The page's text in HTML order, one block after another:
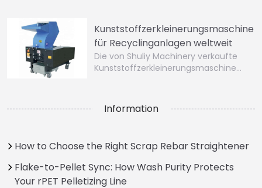
Kunststoffzerkleinerungsmaschine
für Recyclinganlagen weltweit
Die von Shuliy Machinery verkaufte
Kunststoffzerkleinerungsmaschine…
Information
How to Choose the Right Scrap Rebar Straightener
Flake-to-Pellet Sync: How Wash Purity Protects
Your rPET Pelletizing Line